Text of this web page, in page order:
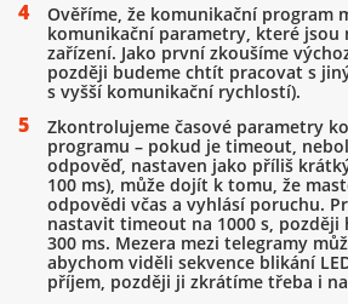
Ověříme, že komunikační program
komunikační parametry, které jsou
zařízení. Jako první zkoušíme
později budeme chtít pracovat s
s vyšší komunikační rychlostí).
Zkontrolujeme časové parametry
programu – pokud je timeout,
odpověď, nastaven jako příliš
100 ms), může dojít k tomu, že
odpovědi včas a vyhlásí poruchu.
nastavit timeout na 1000 s, později
300 ms. Mezera mezi telegramy
abychom viděli sekvence blikání
příjem, později ji zkrátíme třeba i